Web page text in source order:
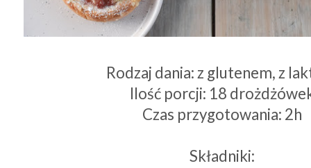
Rodzaj dania: z glutenem, z
Ilość porcji: 18
Czas przygotowania: 2h
Składniki: